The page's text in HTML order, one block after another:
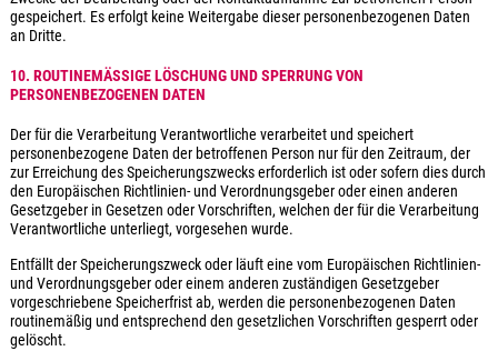
gespeichert. Es erfolgt keine Weitergabe dieser personenbezogenen Daten
an Dritte.
10. ROUTINEMÄSSIGE LÖSCHUNG UND SPERRUNG VON P
ERSONENBEZOGENEN DATEN
Der für die Verarbeitung Verantwortliche verarbeitet und speichert
personenbezogene Daten der betroffenen Person nur für den Zeitraum, der
zur Erreichung des Speicherungszwecks erforderlich ist oder sofern dies durch
den Europäischen Richtlinien- und Verordnungsgeber oder einen anderen
Gesetzgeber in Gesetzen oder Vorschriften, welchen der für die Verarbeitung
Verantwortliche unterliegt, vorgesehen wurde.
Entfällt der Speicherungszweck oder läuft eine vom Europäischen Richtlinien-
und Verordnungsgeber oder einem anderen zuständigen Gesetzgeber
vorgeschriebene Speicherfrist ab, werden die personenbezogenen Daten
routinemäßig und entsprechend den gesetzlichen Vorschriften gesperrt oder
gelöscht.